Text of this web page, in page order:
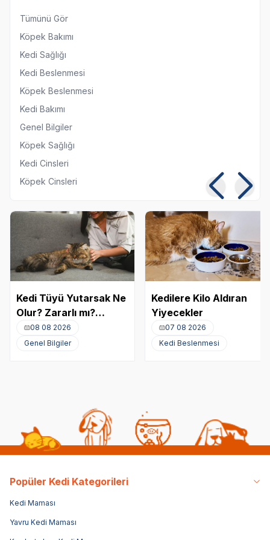
Tümünü Gör
Köpek Bakımı
Kedi Sağlığı
Kedi Beslenmesi
Köpek Beslenmesi
Kedi Bakımı
Genel Bilgiler
Köpek Sağlığı
Kedi Cinsleri
Köpek Cinsleri
Kedi Tüyü Yutarsak Ne
Olur? Zararlı mı?
Akciğere Kedi Tüyü
Kaçması
08 08 2026
Genel Bilgiler
Kedilere Kilo Aldıran
Yiyecekler
07 08 2026
Kedi Beslenmesi
Popüler Kedi Kategorileri
Kedi Maması
Yavru Kedi Maması